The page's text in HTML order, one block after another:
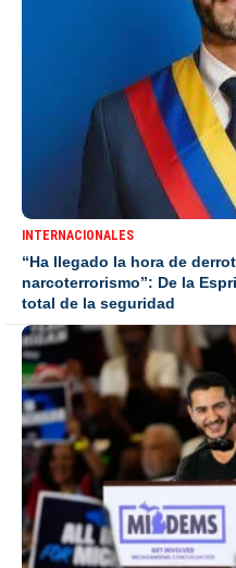
INTERNACIONALES
“Ha llegado la hora de
narcoterrorismo”: De la
total de la seguridad